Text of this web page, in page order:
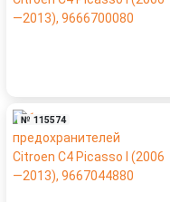
№ 115574